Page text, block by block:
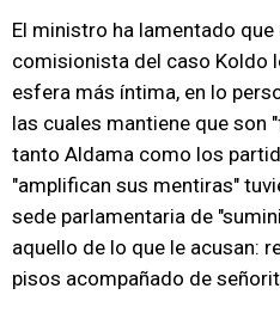
El ministro ha lamentado
comisionista del caso Koldo
esfera más íntima, en lo
las cuales mantiene que son
tanto Aldama como los
"amplifican sus mentiras"
sede parlamentaria de
aquello de lo que le acusan:
pisos acompañado de